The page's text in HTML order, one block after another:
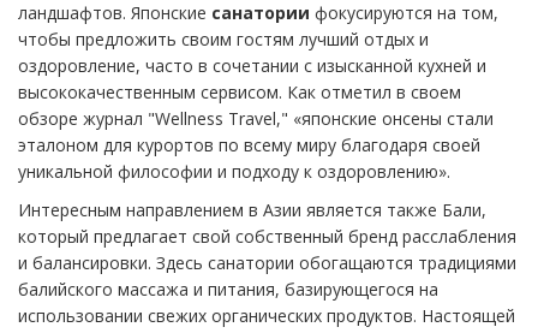
ландшафтов. Японские санатории фокусируются на том,
чтобы предложить своим гостям лучший отдых и
оздоровление, часто в сочетании с изысканной кухней и
высококачественным сервисом. Как отметил в своем
обзоре журнал "Wellness Travel," «японские онсены стали
эталоном для курортов по всему миру благодаря своей
уникальной философии и подходу к оздоровлению».
Интересным направлением в Азии является также Бали,
который предлагает свой собственный бренд расслабления
и балансировки. Здесь санатории обогащаются традициями
балийского массажа и питания, базирующегося на
использовании свежих органических продуктов. Настоящей